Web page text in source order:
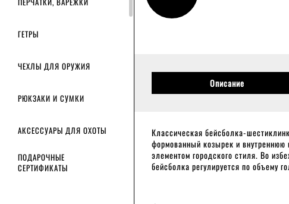
ГЕТРЫ
ЧЕХЛЫ ДЛЯ ОРУЖИЯ
РЮКЗАКИ И СУМКИ
АКСЕССУАРЫ ДЛЯ ОХОТЫ
ПОДАРОЧНЫЕ
СЕРТИФИКАТЫ
Описание
Классическая бейсболка-
формованный козырек и внутреннюю
элементом городского стиля. Во
бейсболка регулируется по объему